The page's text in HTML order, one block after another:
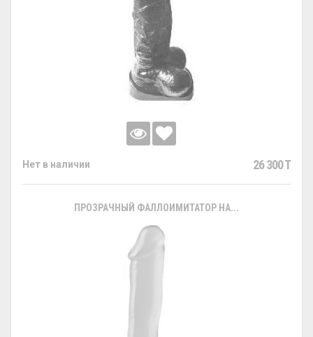
Нет в наличии 26 300 T
ПРОЗРАЧНЫЙ ФАЛЛОИМИТАТОР НА...